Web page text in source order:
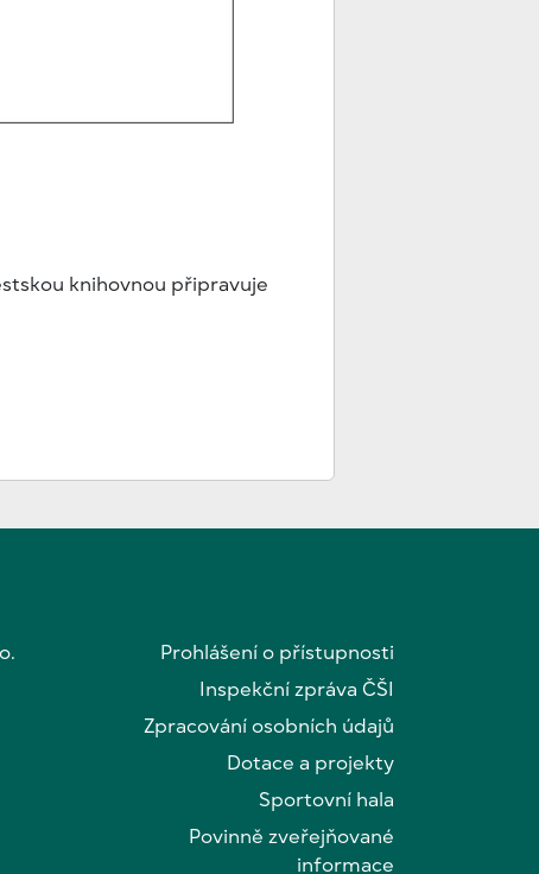
knihovnou připravuje
Prohlášení o přístupnosti
Inspekční zpráva ČŠI
Zpracování osobních údajů
Dotace a projekty
Sportovní hala
Povinně zveřejňované
informace